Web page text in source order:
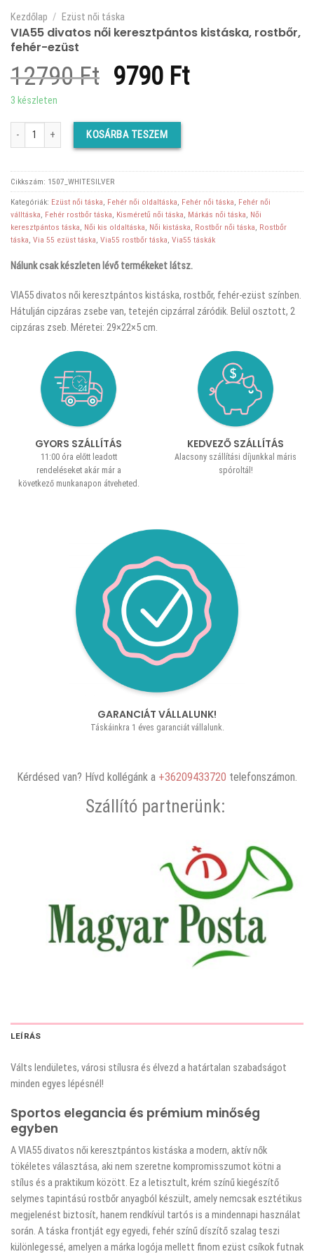
Kezdőlap / Ezüst női táska
VIA55 divatos női keresztpántos kistáska, rostbőr,
fehér-ezüst
12790Ft Original
was:
12790 Ft.
9790 FtCurrent
3 készleten
VIA55 divatos női keresztpántos kistáska, rostbőr, fehér-ezüst mennyiség
KOSÁRBA TESZEM
Cikkszám: 1507_WHITESILVER
Kategóriák: Ezüst női táska, Fehér női oldaltáska, Fehér női táska, Fehér női
válltáska, Fehér rostbőr táska, Kisméretű női táska, Márkás női táska, Női
keresztpántos táska, Női kis oldaltáska, Női kistáska, Rostbőr női táska, Rostbőr
táska, Via 55 ezüst táska, Via55 rostbőr táska, Via55 táskák
Nálunk csak készleten lévő termékeket látsz.
VIA55 divatos női keresztpántos kistáska, rostbőr, fehér-ezüst színben.
Hátulján cipzáras zsebe van, tetején cipzárral záródik. Belül osztott, 2
cipzáras zseb. Méretei: 29×22×5 cm.
GYORS SZÁLLÍTÁS
11:00 óra előtt leadott
rendeléseket akár már a
következő munkanapon átveheted.
KEDVEZŐ SZÁLLÍTÁS
Alacsony szállítási díjunkkal máris
spóroltál!
GARANCIÁT VÁLLALUNK!
Táskáinkra 1 éves garanciát vállalunk.
Kérdésed van? Hívd kollégánk a +36209433720 telefonszámon.
Szállító partnerünk:
LEÍRÁS
Válts lendületes, városi stílusra és élvezd a határtalan szabadságot
minden egyes lépésnél!
Sportos elegancia és prémium minőség
egyben
A VIA55 divatos női keresztpántos kistáska a modern, aktív nők
tökéletes választása, aki nem szeretne kompromisszumot kötni a
stílus és a praktikum között. Ez a letisztult, krém színű kiegészítő
selymes tapintású rostbőr anyagból készült, amely nemcsak esztétikus
megjelenést biztosít, hanem rendkívül tartós is a mindennapi használat
során. A táska frontját egy egyedi, fehér színű díszítő szalag teszi
különlegessé, amelyen a márka logója mellett finom ezüst csíkok futnak